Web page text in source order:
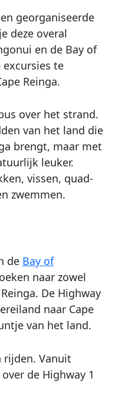
georganiseerde
deze overal
en de Bay of
te
Reinga.
over het strand.
van het land die
brengt, maar met
leuker.
vissen, quad-
zwemmen.
de Bay of
naar zowel
De Highway
naar Cape
van het land.
rijden. Vanuit
de Highway 1